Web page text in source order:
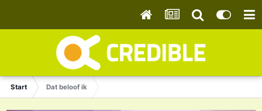
Start Dat beloof ik